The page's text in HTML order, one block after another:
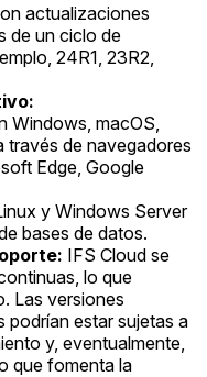
actualizaciones
de un ciclo de
24R1, 23R2,
Windows, macOS,
través de navegadores
Edge, Google
y Windows Server
bases de datos.
IFS Cloud se
lo que
Las versiones
podrían estar sujetas a
y, eventualmente,
que fomenta la